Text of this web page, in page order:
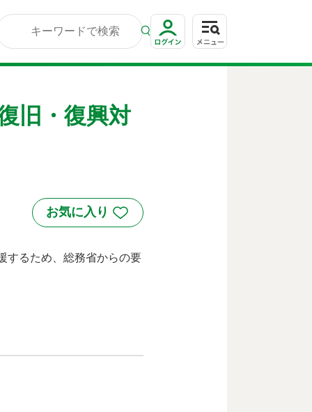
旧・復興対
するため、総務省からの要